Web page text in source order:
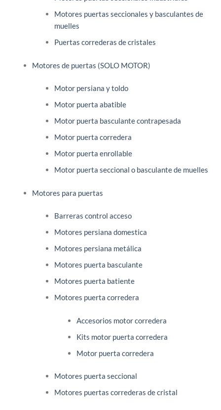
Motores puertas seccionales y basculantes de
muelles
Puertas correderas de cristales
Motores de puertas (SOLO MOTOR)
Motor persiana y toldo
Motor puerta abatible
Motor puerta basculante contrapesada
Motor puerta corredera
Motor puerta enrollable
Motor puerta seccional o basculante de muelles
Motores para puertas
Barreras control acceso
Motores persiana domestica
Motores persiana metálica
Motores puerta basculante
Motores puerta batiente
Motores puerta corredera
Accesorios motor corredera
Kits motor puerta corredera
Motor puerta corredera
Motores puerta seccional
Motores puertas correderas de cristal